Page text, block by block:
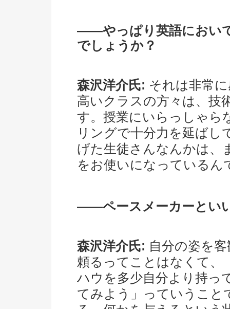
――やっぱり英語におい
でしょうか？
森沢洋介氏: それは非常
高いクラスの方々は、技
す。授業にいらっしゃら
リングで十分力を延ばし
げた生徒さんなんかは、
をお使いになっているん
――ペースメーカーとい
森沢洋介氏: 自分の姿を
頼るってことはなくて、
ハウを多少自分より持っ
てみよう」っていうこと